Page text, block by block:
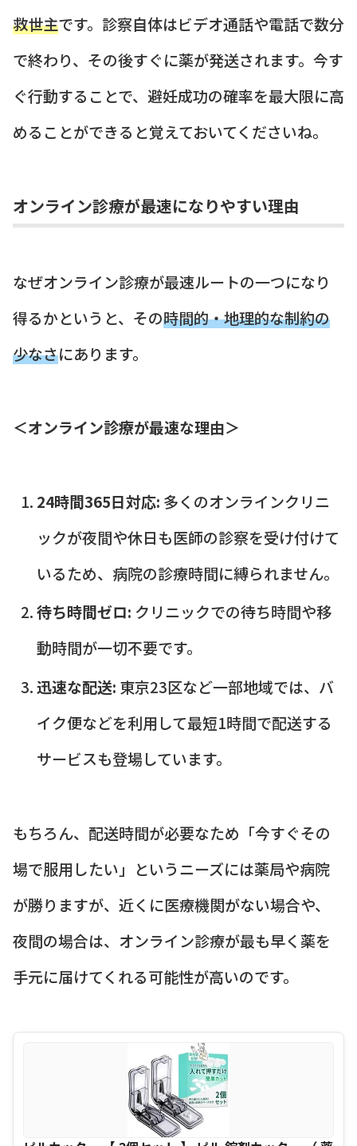
救世主です。診察自体はビデオ通話や電話で数分
で終わり、その後すぐに薬が発送されます。今す
ぐ行動することで、避妊成功の確率を最大限に高
めることができると覚えておいてくださいね。
オンライン診療が最速になりやすい理由
なぜオンライン診療が最速ルートの一つになり
得るかというと、その時間的・地理的な制約の
少なさにあります。
＜オンライン診療が最速な理由＞
24時間365日対応: 多くのオンラインクリニ
ックが夜間や休日も医師の診察を受け付けて
いるため、病院の診療時間に縛られません。
待ち時間ゼロ: クリニックでの待ち時間や移
動時間が一切不要です。
迅速な配送: 東京23区など一部地域では、バ
イク便などを利用して最短1時間で配送する
サービスも登場しています。
もちろん、配送時間が必要なため「今すぐその
場で服用したい」というニーズには薬局や病院
が勝りますが、近くに医療機関がない場合や、
夜間の場合は、オンライン診療が最も早く薬を
手元に届けてくれる可能性が高いのです。